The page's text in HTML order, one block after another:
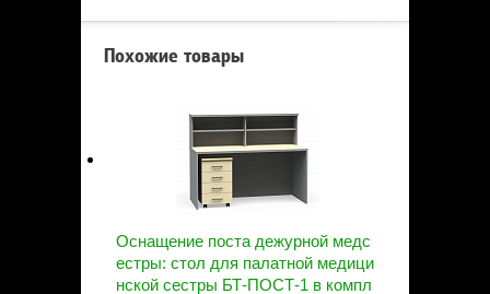
Похожие товары
Оснащение поста дежурной медс
естры: стол для палатной медици
нской сестры БТ-ПОСТ-1 в компл